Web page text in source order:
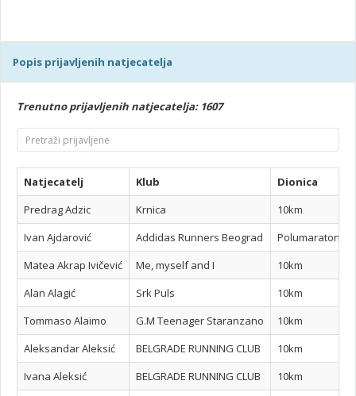
Popis prijavljenih natjecatelja
Trenutno prijavljenih natjecatelja: 1607
Natjecatelj Klub
Dionica
Predrag Adzic
Krnica
10km
Ivan Ajdarović
Addidas Runners Beograd
Polumaraton
Matea Akrap Ivičević
Me, myself and I
10km
Alan Alagić
Srk Puls
10km
Tommaso Alaimo
G.M Teenager Staranzano
10km
Aleksandar Aleksić
BELGRADE RUNNING CLUB
10km
Ivana Aleksić
BELGRADE RUNNING CLUB
10km